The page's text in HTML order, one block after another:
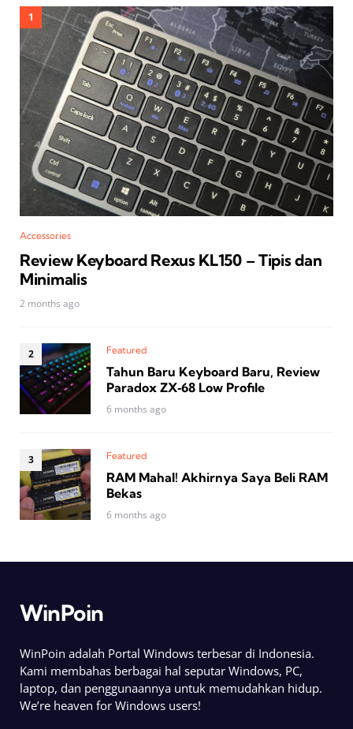
Accessories
Review Keyboard Rexus KL150 – Tipis dan
Minimalis
2 months ago
Featured
Tahun Baru Keyboard Baru, Review
Paradox ZX‑68 Low Profile
6 months ago
Featured
RAM Mahal! Akhirnya Saya Beli RAM
Bekas
6 months ago
WinPoin
WinPoin adalah Portal Windows terbesar di Indonesia.
Kami membahas berbagai hal seputar Windows, PC,
laptop, dan penggunaannya untuk memudahkan hidup.
We’re heaven for Windows users!